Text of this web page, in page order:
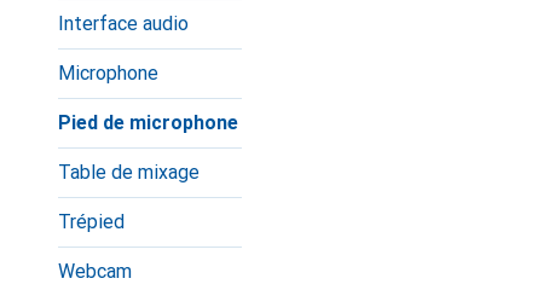
Interface audio
Microphone
Pied de microphone
Table de mixage
Trépied
Webcam